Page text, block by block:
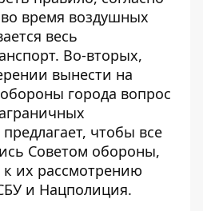
время воздушных
весь
Во-вторых,
вынести на
города вопрос
чтобы все
Советом обороны,
их рассмотрению
и Нацполиция.